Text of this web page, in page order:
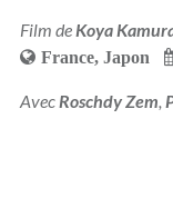
Film de Koya
France, Japon
Avec Roschdy Zem